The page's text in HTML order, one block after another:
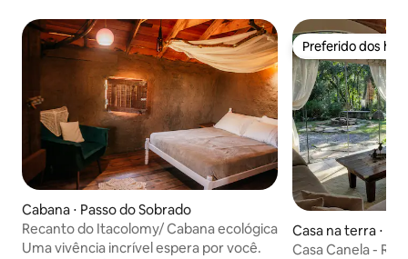
Cabana ⋅ Passo do Sobrado
Recanto do Itacolomy/ Cabana ecológica
Uma vivência incrível espera por você.
Preferido dos
Preferido dos
Casa na terra ⋅
Casa Canela - RS